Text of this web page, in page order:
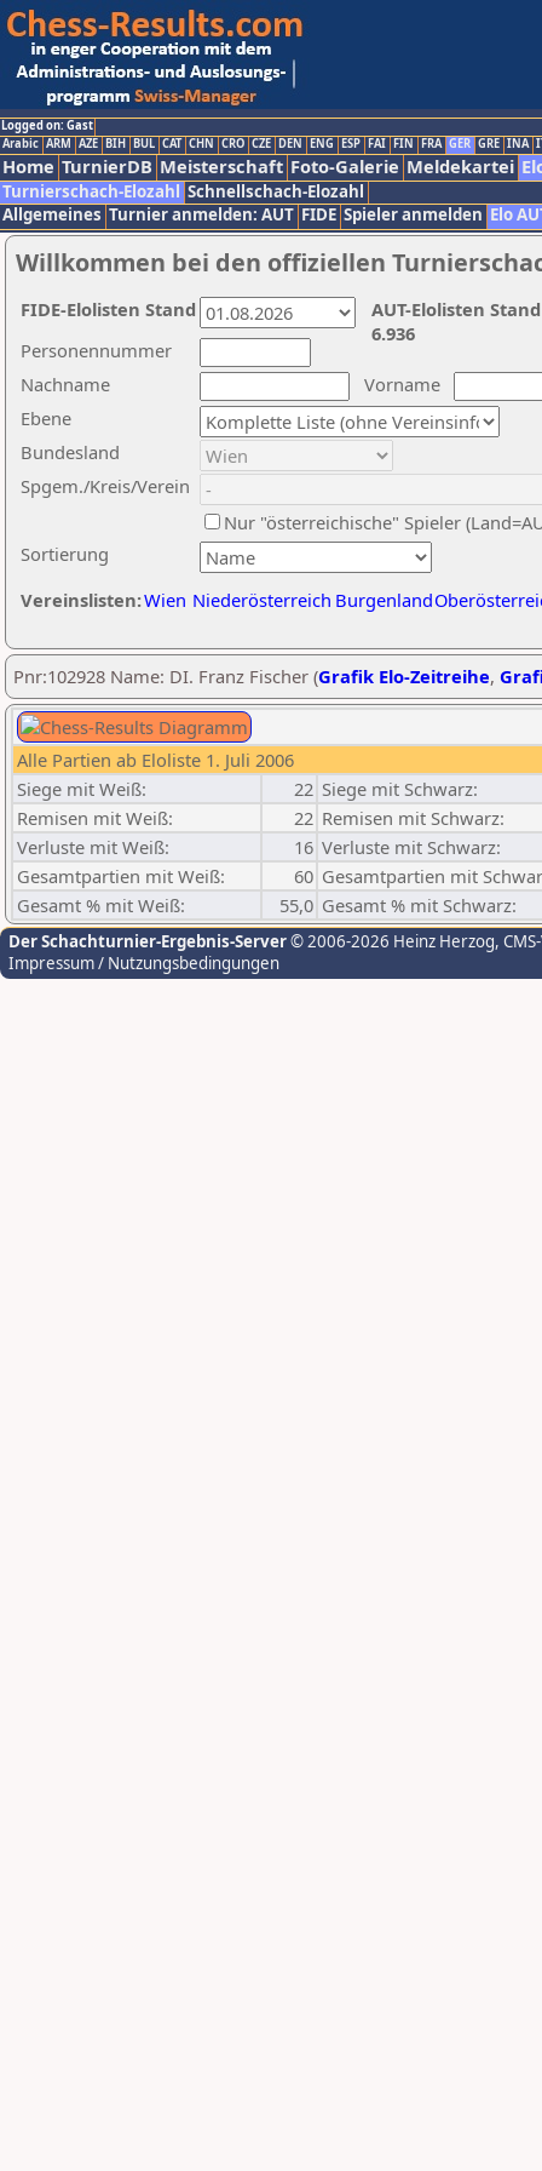
Logged on: Gast
Arabic ARM AZE BIH BUL CAT CHN CRO CZE DEN ENG ESP FAI FIN FRA GER GRE INA
Home TurnierDB Meisterschaft Foto-Galerie Meldekartei
Turnierschach-Elozahl Schnellschach-Elozahl
Allgemeines Turnier anmelden: AUT FIDE Spieler anmelden Elo
Willkommen bei den offiziellen
Nachname
Vorname
Ebene
Sortierung
Personennummer
Bundesland
Spgem./Kreis/Verein
Nur "österreichische" Spieler
Vereinslisten:Wien Niederösterreich Burgenland
AUT-Elolisten
6.936
FIDE-Elolisten Stand
Pnr:102928 Name: DI. Franz Fischer (Grafik Elo-Zeitreihe,
Alle Partien ab Eloliste 1. Juli 2006
Siege mit Weiß:
22 Siege mit Schwarz:
Remisen mit Weiß:
22 Remisen mit Schwarz:
Verluste mit Weiß:
16 Verluste mit Schwarz:
Gesamtpartien mit Weiß:
60 Gesamtpartien mit
Gesamt % mit Weiß:
55,0 Gesamt % mit Schwarz:
Der Schachturnier-Ergebnis-Server© 2006-2026 Heinz Herzog,
Impressum / Nutzungsbedingungen